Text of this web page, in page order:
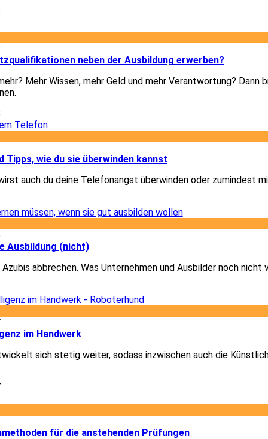
neben der Ausbildung erwerben?
Mehr Wissen, mehr Geld und mehr Verantwortung? Dann
Tipps, wie du sie überwinden kannst
auch du deine Telefonangst überwinden oder zumindest
Ausbildung (nicht)
Azubis abbrechen. Was Unternehmen und Ausbilder noch nicht
im Handwerk
sich stetig weiter, sodass inzwischen auch die
für die anstehenden Prüfungen